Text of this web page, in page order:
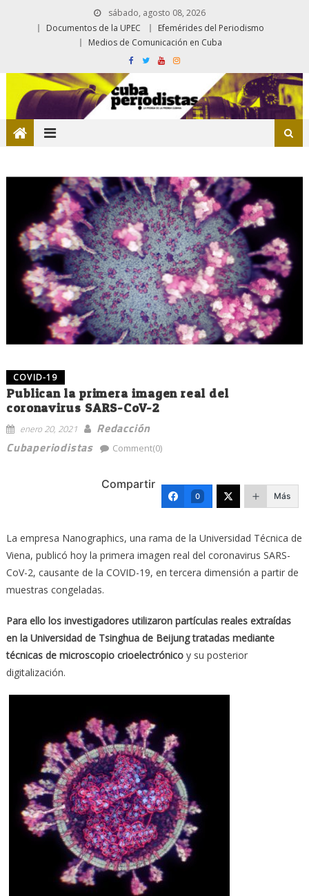
sábado, agosto 08, 2026
Documentos de la UPEC
Efemérides del Periodismo
Medios de Comunicación en Cuba
COVID-19
Publican la primera imagen real del
coronavirus SARS-CoV-2
enero 20, 2021
Redacción
Cubaperiodistas
Comment(0)
Compartir
0 Más
La empresa Nanographics, una rama de la Universidad Técnica de
Viena, publicó hoy la primera imagen real del coronavirus SARS-
CoV-2, causante de la COVID-19, en tercera dimensión a partir de
muestras congeladas.
Para ello los investigadores utilizaron partículas reales extraídas
en la Universidad de Tsinghua de Beijung tratadas mediante
técnicas de microscopio crioelectrónicoy su posterior
digitalización.